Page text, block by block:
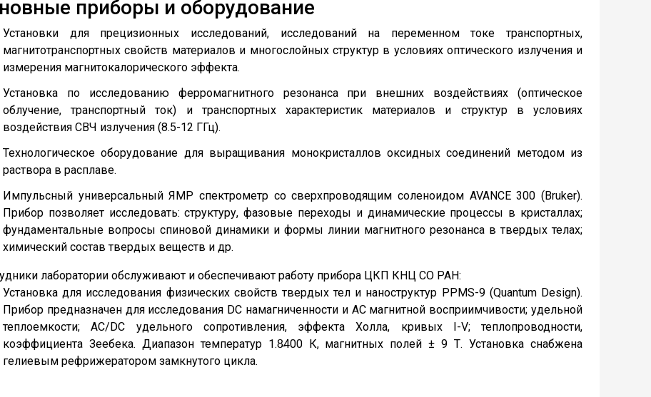
приборы и оборудование
Установки для прецизионных исследований, исследований на переменном токе транспортных,
магнитотранспортных свойств материалов и многослойных структур в условиях оптического излучения и
измерения магнитокалорического эффекта.
Установка по исследованию ферромагнитного резонанса при внешних воздействиях (оптическое
облучение, транспортный ток) и транспортных характеристик материалов и структур в условиях
воздействия СВЧ излучения (8.5-12 ГГц).
Технологическое оборудование для выращивания монокристаллов оксидных соединений методом из
раствора в расплаве.
Импульсный универсальный ЯМР спектрометр со сверхпроводящим соленоидом AVANCE 300 (Bruker).
Прибор позволяет исследовать: структуру, фазовые переходы и динамические процессы в кристаллах;
фундаментальные вопросы спиновой динамики и формы линии магнитного резонанса в твердых телах;
химический состав твердых веществ и др.
лаборатории обслуживают и обеспечивают работу прибора ЦКП КНЦ СО РАН:
Установка для исследования физических свойств твердых тел и наноструктур PPMS-9 (Quantum Design).
Прибор предназначен для исследования DC намагниченности и АС магнитной восприимчивости; удельной
теплоемкости; АС/DC удельного сопротивления, эффекта Холла, кривых I-V; теплопроводности,
коэффициента Зеебека. Диапазон температур 1.8̵400 К, магнитных полей ± 9 Т. Установка снабжена
гелиевым рефрижератором замкнутого цикла.